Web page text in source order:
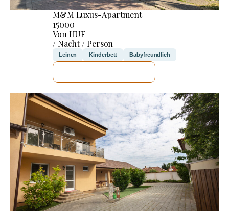
M&M Luxus-Apartment
15000
Von HUF
/ Nacht / Person
Leinen Kinderbett Babyfreundlich